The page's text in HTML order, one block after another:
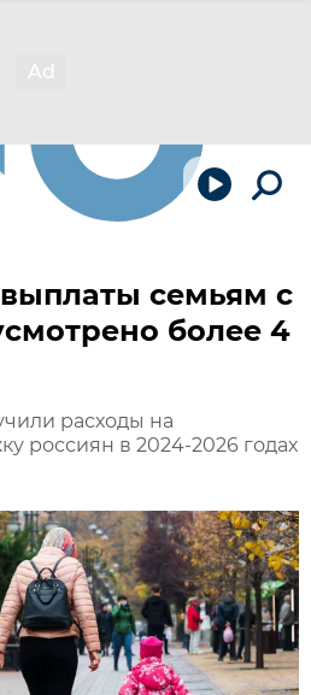
семьям с
более 4
расходы на
россиян в 2024-2026 годах